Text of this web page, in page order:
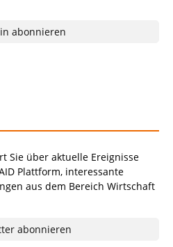
abonnieren
Sie über aktuelle Ereignisse
Plattform, interessante
aus dem Bereich Wirtschaft
abonnieren